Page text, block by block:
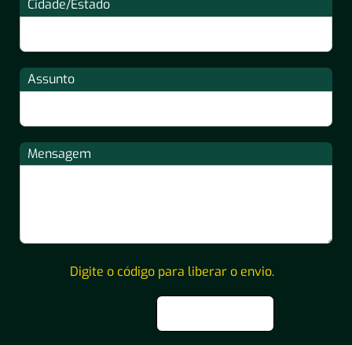
Cidade/Estado
Assunto
Mensagem
Digite o código para liberar o envio.